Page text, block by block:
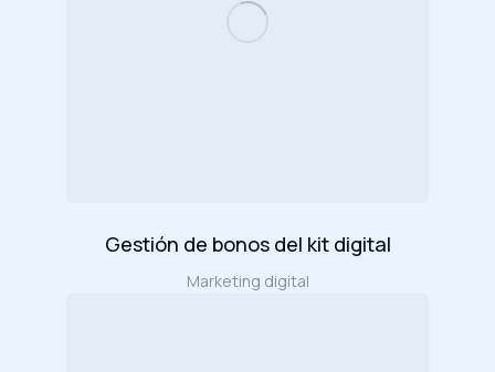
Gestión de bonos del kit digital
Marketing digital